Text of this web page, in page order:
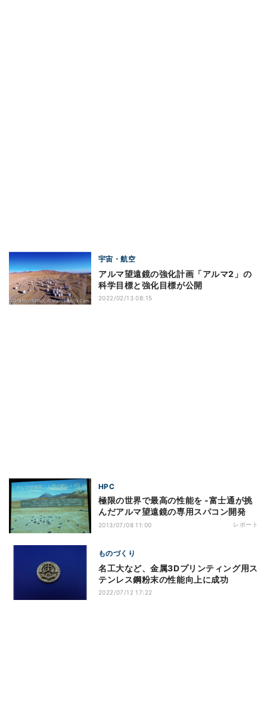
宇宙・航空
アルマ望遠鏡の強化計画「アルマ2」の
科学目標と強化目標が公開
2022/02/13 08:15
HPC
極限の世界で最高の性能を -富士通が挑
んだアルマ望遠鏡の専用スパコン開発
2013/07/08 11:00 レポート
ものづくり
名工大など、金属3Dプリンティング用ス
テンレス鋼粉末の性能向上に成功
2022/07/12 17:22